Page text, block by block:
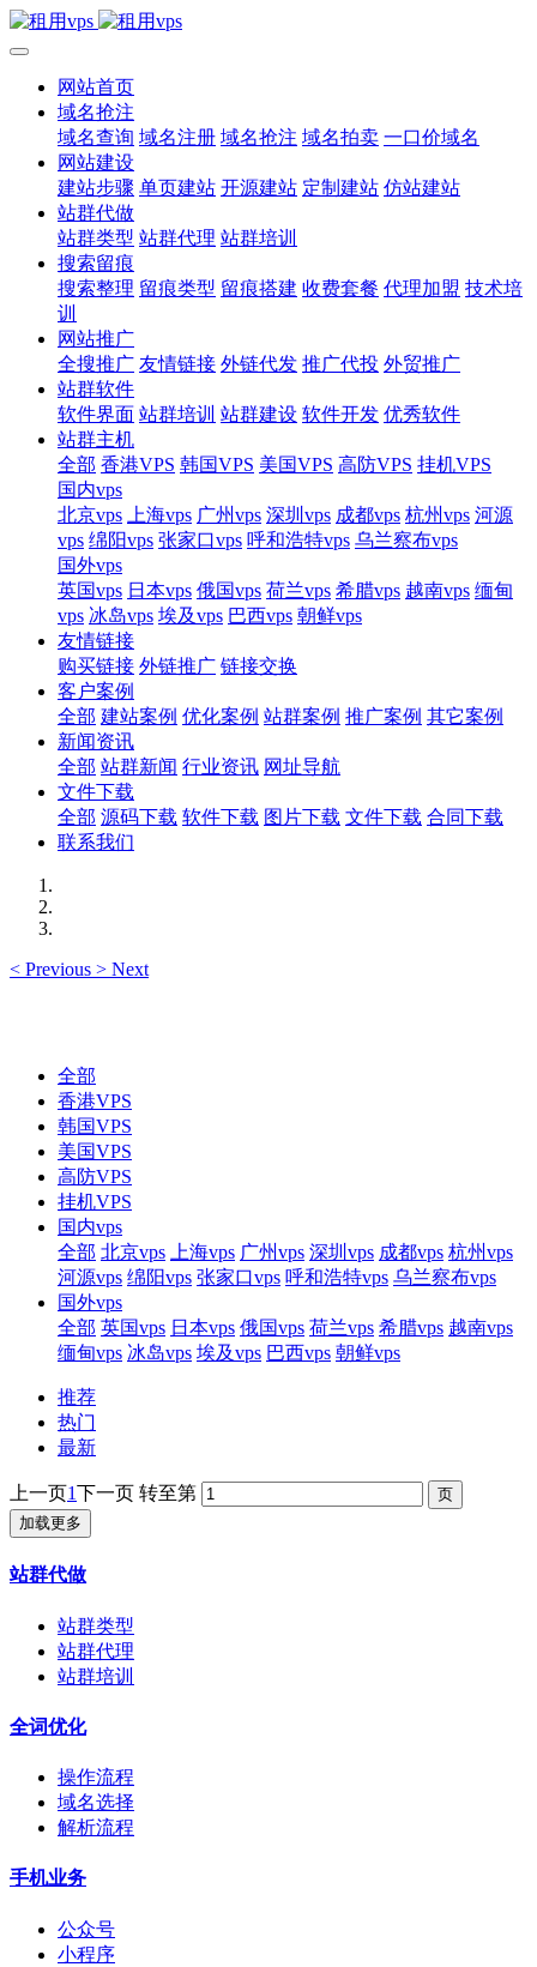
网站首页
域名抢注
域名查询 域名注册 域名抢注 域名拍卖 一口价域名
网站建设
建站步骤 单页建站 开源建站 定制建站 仿站建站
站群代做
站群类型 站群代理 站群培训
搜索留痕
搜索整理 留痕类型 留痕搭建 收费套餐 代理加盟 技术培
训
网站推广
全搜推广 友情链接 外链代发 推广代投 外贸推广
站群软件
软件界面 站群培训 站群建设 软件开发 优秀软件
站群主机
全部 香港VPS 韩国VPS 美国VPS 高防VPS 挂机VPS
国内vps
北京vps
上海vps 广州vps 深圳vps 成都vps 杭州vps 河源
vps 绵阳vps 张家口vps 呼和浩特vps 乌兰察布vps
国外vps
英国vps 日本vps 俄国vps 荷兰vps 希腊vps 越南vps 缅甸
vps 冰岛vps 埃及vps 巴西vps 朝鲜vps
友情链接
购买链接 外链推广 链接交换
客户案例
全部 建站案例 优化案例 站群案例 推广案例 其它案例
新闻资讯
全部 站群新闻 行业资讯 网址导航
文件下载
全部 源码下载 软件下载 图片下载 文件下载 合同下载
联系我们
< Previous > Next
全部
香港VPS
韩国VPS
美国VPS
高防VPS
挂机VPS
国内vps
全部 北京vps 上海vps 广州vps 深圳vps 成都vps 杭州vps
河源vps 绵阳vps 张家口vps 呼和浩特vps 乌兰察布vps
国外vps
全部 英国vps 日本vps 俄国vps 荷兰vps 希腊vps 越南vps
缅甸vps 冰岛vps 埃及vps 巴西vps 朝鲜vps
推荐
热门
最新
上一页1下一页 转至第
加载更多
站群代做
站群类型
站群代理
站群培训
全词优化
操作流程
域名选择
解析流程
手机业务
公众号
小程序